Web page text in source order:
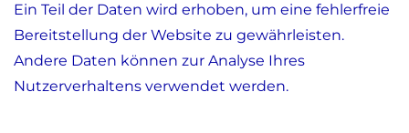
Ein Teil der Daten wird erhoben, um eine fehlerfreie
Bereitstellung der Website zu gewährleisten.
Andere Daten können zur Analyse Ihres
Nutzerverhaltens verwendet werden.